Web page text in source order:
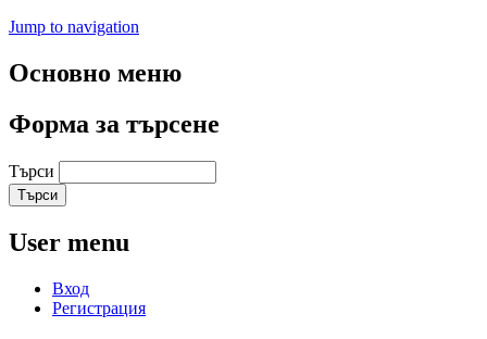
Jump to navigation
Основно меню
Форма за търсене
Търси
User menu
Вход
Регистрация